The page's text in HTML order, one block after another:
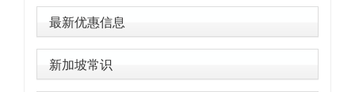
最新优惠信息
新加坡常识